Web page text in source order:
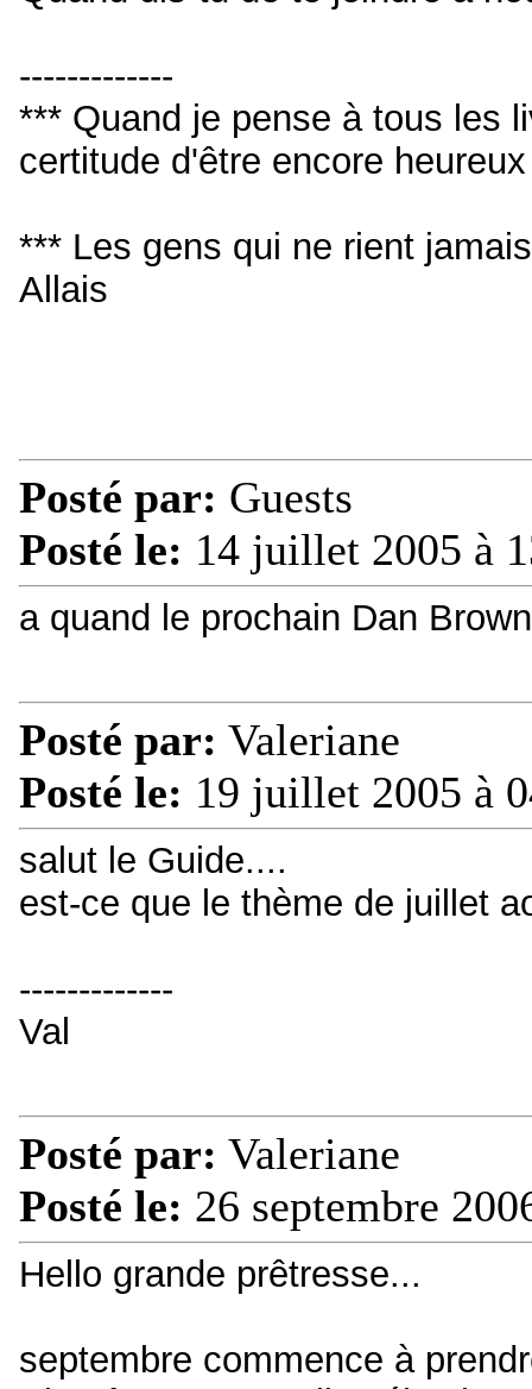
-------------
*** Quand je pense à tous les
certitude d'être encore
*** Les gens qui ne rient
Allais
Posté par: Guests
Posté le: 14 juillet 2005 à
a quand le prochain Dan
Posté par: Valeriane
Posté le: 19 juillet 2005 à
salut le Guide....
est-ce que le thème de juillet
-------------
Val
Posté par: Valeriane
Posté le: 26 septembre
Hello grande prêtresse...
septembre commence à